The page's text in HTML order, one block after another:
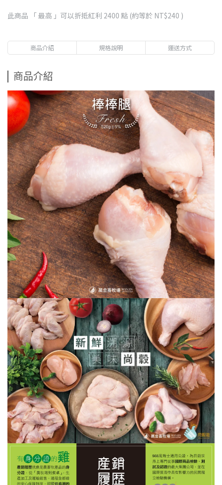
此商品 「 最高 」可以折抵紅利 2400 點 (約等於 NT$240 )
商品介紹 規格說明 運送方式
商品介紹